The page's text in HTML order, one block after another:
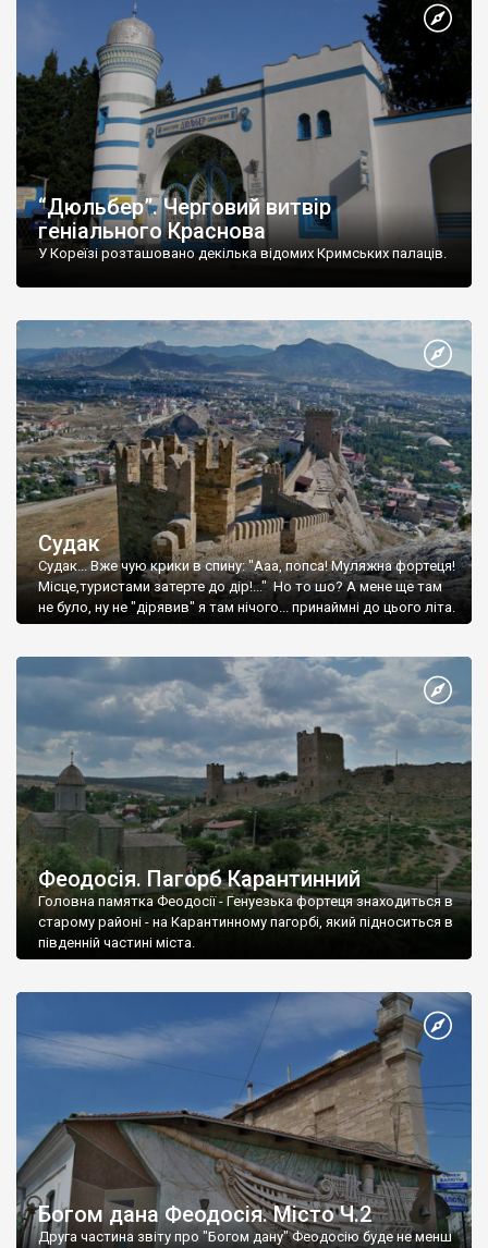
“Дюльбер”. Черговий витвір
геніального Краснова
У Кореїзі розташовано декілька відомих Кримських палаців.
Судак
Судак... Вже чую крики в спину: "Ааа, попса! Муляжна фортеця!
Місце,туристами затерте до дір!..." Но то шо? А мене ще там
не було, ну не "дірявив" я там нічого... принаймні до цього літа.
Феодосія. Пагорб Карантинний
Головна памятка Феодосії - Генуезька фортеця знаходиться в
старому районі - на Карантинному пагорбі, який підноситься в
південній частині міста.
Богом дана Феодосія. Місто Ч.2
Друга частина звіту про "Богом дану" Феодосію буде не менш